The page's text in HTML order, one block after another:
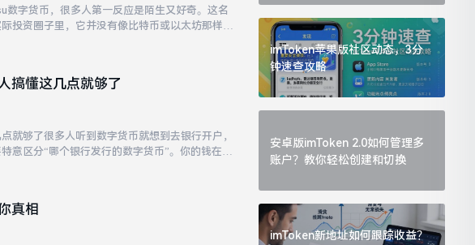
数字货币，很多人第一反应是陌生又好奇。这名
投资圈子里，它并没有像比特币或以太坊那样拥
搞懂这几点就够了
就够了很多人听到数字货币就想到去银行开户，
意区分“哪个银行发行的数字货币”。你的钱在钱
真相
imToken苹果版社区动态，3分
钟速查攻略
安卓版imToken 2.0如何管理多
账户？教你轻松创建和切换
imToken新地址如何跟踪收益？